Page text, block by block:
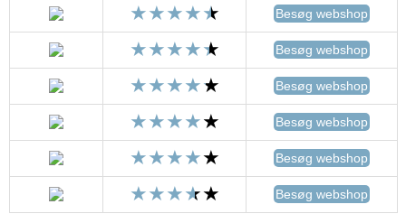
Besøg webshop
Besøg webshop
Besøg webshop
Besøg webshop
Besøg webshop
Besøg webshop